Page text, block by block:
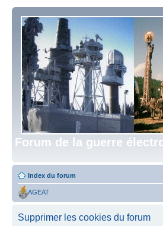
Forum de la guerre
Index du forum
AGEAT
Supprimer les cookies du forum